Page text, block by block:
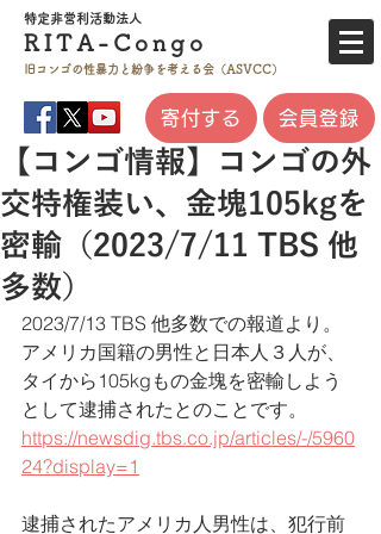
特定非営利活動法人
RITA- Co ngo
旧コンゴの性暴力と 紛争を考える会（ASVCC）
寄付する 会員登録
【コンゴ情報】コンゴの外
交特権装い、金塊105kgを
密輸（2023/7/11 TBS 他
多数）
2023/7/13 TBS 他多数での報道より。
アメリカ国籍の男性と日本人３人が、
タイから105kgもの金塊を密輸しよう
として逮捕されたとのことです。
https://newsdig.tbs.co.jp/articles/-/5960
24?display=1
逮捕されたアメリカ人男性は、犯行前